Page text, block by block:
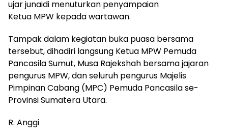
ujar junaidi menuturkan penyampaian
Ketua MPW kepada wartawan.
Tampak dalam kegiatan buka puasa bersama
tersebut, dihadiri langsung Ketua MPW Pemuda
Pancasila Sumut, Musa Rajekshah bersama jajaran
pengurus MPW, dan seluruh pengurus Majelis
Pimpinan Cabang (MPC) Pemuda Pancasila se-
Provinsi Sumatera Utara.
R. Anggi